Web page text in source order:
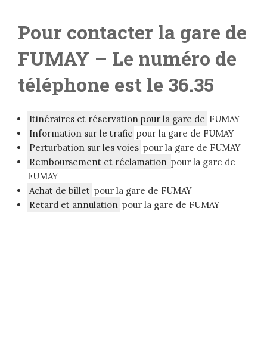
Pour contacter la gare de
FUMAY – Le numéro de
téléphone est le 36.35
Itinéraires et réservation pour la gare de FUMAY
Information sur le trafic pour la gare de FUMAY
Perturbation sur les voies pour la gare de FUMAY
Remboursement et réclamation pour la gare de
FUMAY
Achat de billet pour la gare de FUMAY
Retard et annulation pour la gare de FUMAY